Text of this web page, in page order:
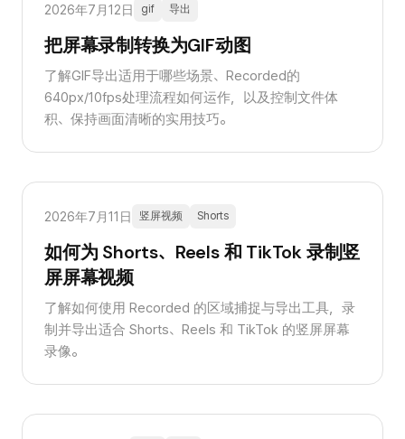
2026年7月12日 gif 导出
把屏幕录制转换为GIF动图
了解GIF导出适用于哪些场景、Recorded的
640px/10fps处理流程如何运作，以及控制文件体
积、保持画面清晰的实用技巧。
2026年7月11日 竖屏视频 Shorts
如何为 Shorts、Reels 和 TikTok 录制竖
屏屏幕视频
了解如何使用 Recorded 的区域捕捉与导出工具，录
制并导出适合 Shorts、Reels 和 TikTok 的竖屏屏幕
录像。